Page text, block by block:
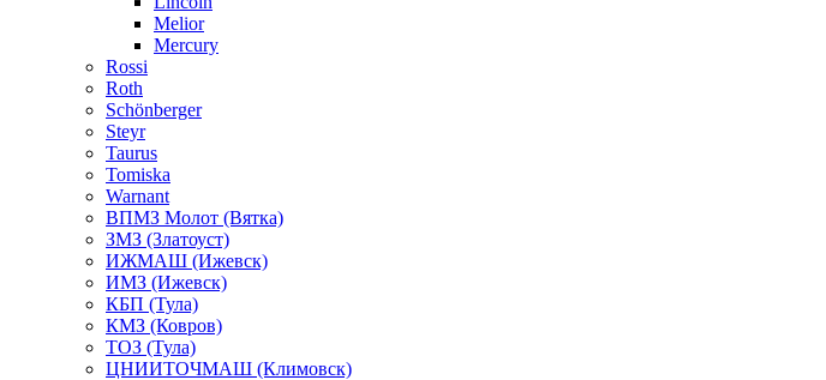
Melior
Mercury
Rossi
Roth
Schönberger
Steyr
Taurus
Tomiska
Warnant
ВПМЗ Молот (Вятка)
ЗМЗ (Златоуст)
ИЖМАШ (Ижевск)
ИМЗ (Ижевск)
КБП (Тула)
КМЗ (Ковров)
ТОЗ (Тула)
ЦНИИТОЧМАШ (Климовск)